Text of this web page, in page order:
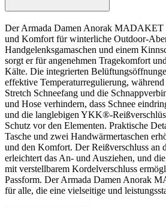
Der Armada Damen Anorak MADAKET
und Komfort für winterliche Outdoor-
Handgelenksgamaschen und einem
sorgt er für angenehmen Tragekomfort
Kälte. Die integrierten
effektive Temperaturregulierung,
Stretch Schneefang und die
und Hose verhindern, dass Schnee
und die langlebigen YKK®-
Schutz vor den Elementen. Praktische
Tasche und zwei Handwärmertaschen
und den Komfort. Der Reißverschluss an
erleichtert das An- und Ausziehen, und
mit verstellbarem Kordelverschluss
Passform. Der Armada Damen Anorak
für alle, die eine vielseitige und